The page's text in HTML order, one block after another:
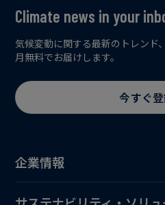
企業情報
Climate news in your
気候変動に関する最新のトレンド
月無料でお届けします。
今すぐ